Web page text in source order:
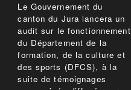
Le Gouvernement du
canton du Jura lancera un
audit sur le fonctionnement
du Département de la
formation, de la culture et
des sports (DFCS), à la
suite de témoignages